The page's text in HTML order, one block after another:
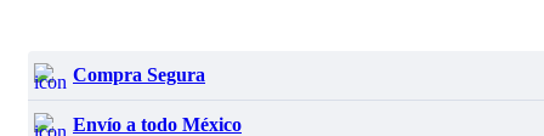
Compra Segura
Envío a todo México